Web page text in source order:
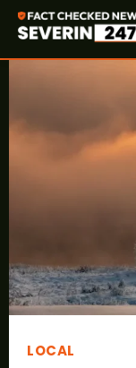
LOCAL